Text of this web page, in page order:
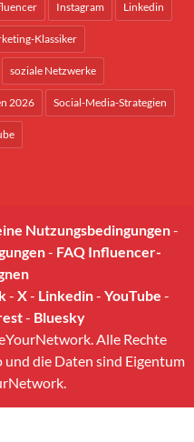
Instagram Linkedin
Klassiker
soziale Netzwerke
2026 Social-Media-Strategien
Nutzungsbedingungen-
- FAQ Influencer-
- X- Linkedin- YouTube -
- Bluesky
Alle Rechte
und die Daten sind Eigentum